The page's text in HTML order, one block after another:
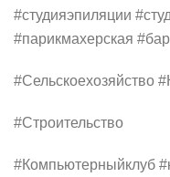
#студияэпиляции
#парикмахерская
#Сельскоехозяйство
#Строительство
#Компьютерныйклуб